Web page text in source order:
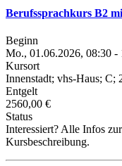
Berufssprachkurs B2
Beginn
Mo., 01.06.2026, 08:30 -
Kursort
Innenstadt; vhs-Haus; C;
Entgelt
2560,00 €
Status
Interessiert? Alle Infos
Kursbeschreibung.